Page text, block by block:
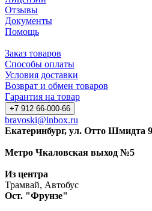
Отзывы
Документы
Помощь
Заказ товаров
Способы оплаты
Условия доставки
Возврат и обмен товаров
Гарантия на товар
+7 912 66-000-66
bravoski@inbox.ru
Екатеринбург, ул. Отто Шмидта
Метро Чкаловская выход №5
Из центра
Трамвай, Автобус
Ост. "Фрунзе"